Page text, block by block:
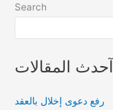
Search
آحدث المقالات
رفع دعوى إخلال بالعقد